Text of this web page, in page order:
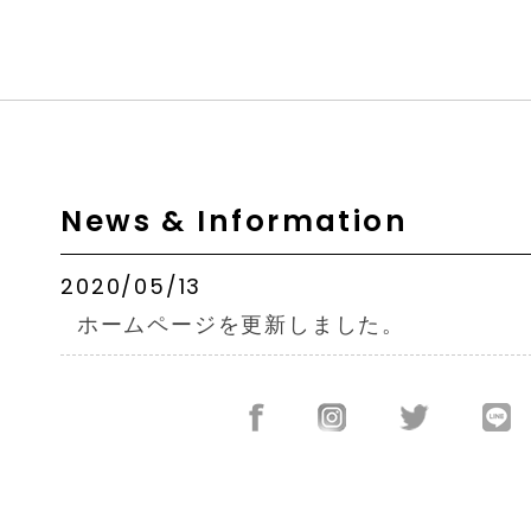
News & Information
2020/05/13
ホームページを更新しました。